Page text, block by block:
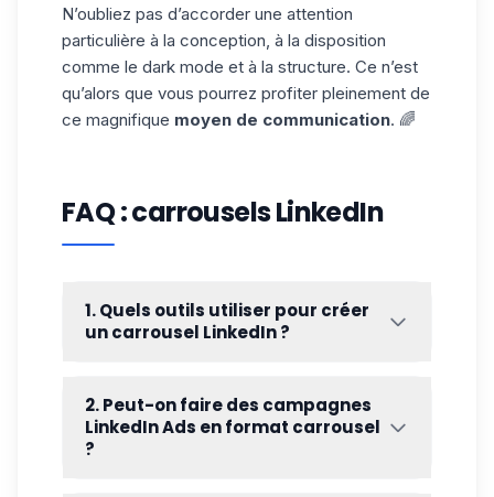
N’oubliez pas d’accorder une attention
particulière à la conception, à la disposition
comme le dark mode et à la structure. Ce n’est
qu’alors que vous pourrez profiter pleinement de
ce magnifique moyen de communication. 🌈
FAQ : carrousels LinkedIn
1. Quels outils utiliser pour créer
un carrousel LinkedIn ?
facilement un carrousel LinkedIn, même
sans compétences en design. L’outil
propose des modèles adaptés au format
2. Peut-on faire des campagnes
LinkedIn Ads en format carrousel
?